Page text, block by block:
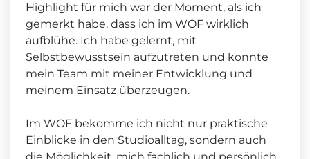
Highlight für mich war der Moment, als ich
gemerkt habe, dass ich im WOF wirklich
aufblühe. Ich habe gelernt, mit
Selbstbewusstsein aufzutreten und konnte
mein Team mit meiner Entwicklung und
meinem Einsatz überzeugen.
Im WOF bekomme ich nicht nur praktische
Einblicke in den Studioalltag, sondern auch